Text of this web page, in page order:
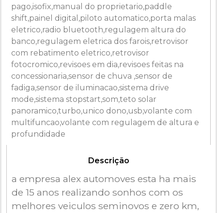
pago,isofix,manual do proprietario,paddle
shift,painel digital,piloto automatico,porta malas
eletrico,radio bluetooth,regulagem altura do
banco,regulagem eletrica dos farois,retrovisor
com rebatimento eletrico,retrovisor
fotocromico,revisoes em dia,revisoes feitas na
concessionaria,sensor de chuva ,sensor de
fadiga,sensor de iluminacao,sistema drive
mode,sistema stopstart,som,teto solar
panoramico,turbo,unico dono,usb,volante com
multifuncao,volante com regulagem de altura e
profundidade
Descrição
a empresa alex automoves esta ha mais
de 15 anos realizando sonhos com os
melhores veiculos seminovos e zero km,